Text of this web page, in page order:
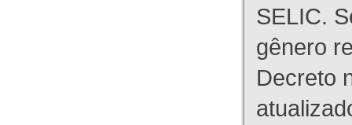
SELIC.
gênero
Decreto